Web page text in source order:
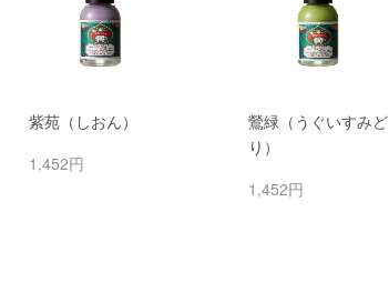
紫苑（しおん）
1,452円
鶯緑（うぐいすみど
り）
1,452円